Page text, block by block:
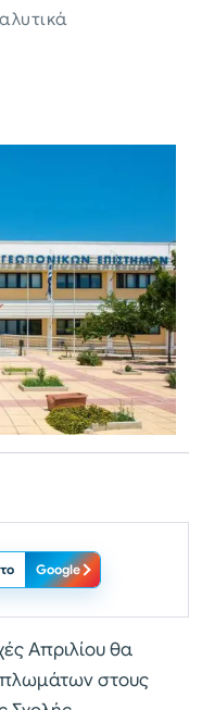
Google
Απριλίου θα
στους